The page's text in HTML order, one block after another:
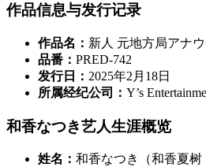
作品信息与发行记录
作品名： 新人 元地方局アナ
品番： PRED-742
发行日： 2025年2月18日
所属经纪公司： Y’s
和香なつき艺人生涯概览
姓名： 和香なつき（和香夏树